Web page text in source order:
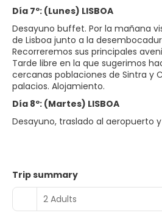
Día 7º: (Lunes) LISBOA
Desayuno buffet. Por la mañana
de Lisboa junto a la
Recorreremos sus principales
Tarde libre en la que sugerimos
cercanas poblaciones de Sintra y
palacios. Alojamiento.
Día 8º: (Martes) LISBOA
Desayuno, traslado al aeropuerto y
Trip summary
2 Adults